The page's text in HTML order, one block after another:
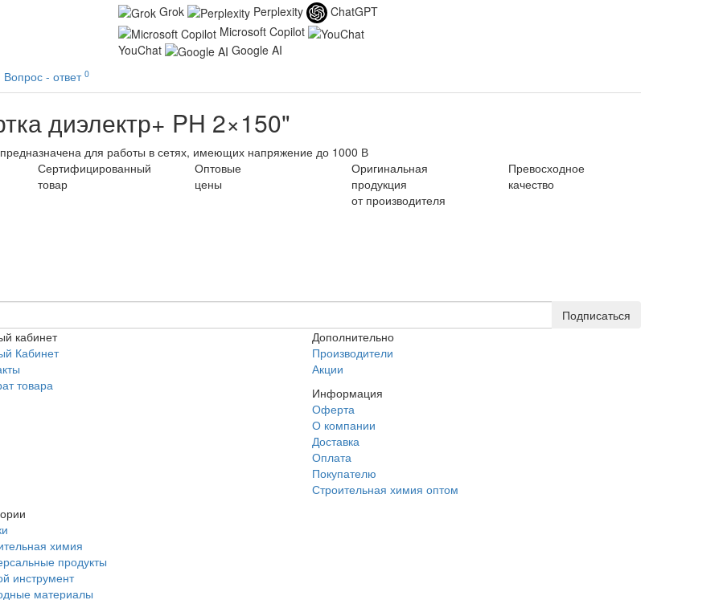
Grok Perplexity
ChatGPT
Microsoft Copilot
YouChat
Google AI
Вопрос - ответ 0
диэлектр+ PH 2×150"
для работы в сетях, имеющих напряжение до 1000 В
Сертифицированный
товар
Оптовые
цены
Оригинальная
продукция
от производителя
Превосходное
качество
Подписаться
кабинет
Кабинет
товара
Дополнительно
Производители
Акции
Информация
Оферта
О компании
Доставка
Оплата
Покупателю
Строительная химия оптом
химия
продукты
инструмент
материалы